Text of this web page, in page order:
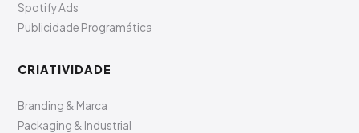
Spotify Ads
Publicidade Programática
CRIATIVIDADE
Branding & Marca
Packaging & Industrial